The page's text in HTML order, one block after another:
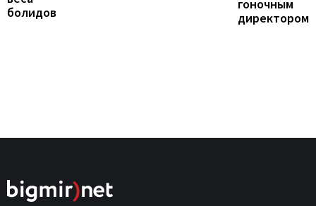
болидов
гоночным
директором